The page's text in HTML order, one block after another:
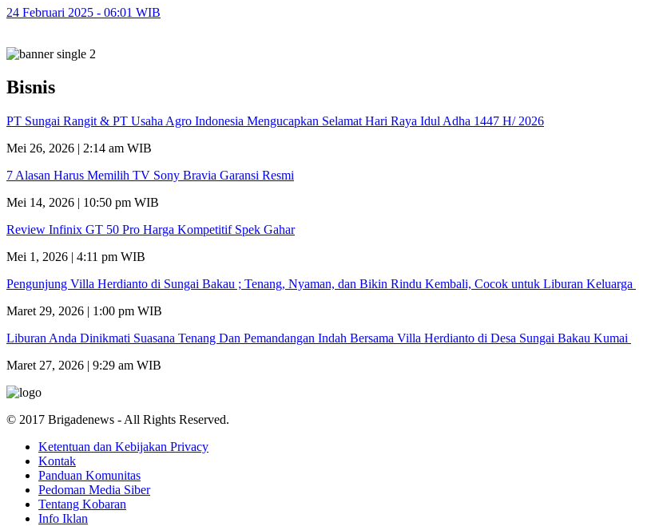
24 Februari 2025 - 06:01 WIB
Bisnis
PT Sungai Rangit & PT Usaha Agro Indonesia Mengucapkan Selamat Hari Raya Idul Adha 1447 H/ 2026
Mei 26, 2026 | 2:14 am WIB
7 Alasan Harus Memilih TV Sony Bravia Garansi Resmi
Mei 14, 2026 | 10:50 pm WIB
Review Infinix GT 50 Pro Harga Kompetitif Spek Gahar
Mei 1, 2026 | 4:11 pm WIB
Pengunjung Villa Herdianto di Sungai Bakau ; Tenang, Nyaman, dan Bikin Rindu Kembali, Cocok untuk Liburan Keluarga
Maret 29, 2026 | 1:00 pm WIB
Liburan Anda Dinikmati Suasana Tenang Dan Pemandangan Indah Bersama Villa Herdianto di Desa Sungai Bakau Kumai
Maret 27, 2026 | 9:29 am WIB
© 2017 Brigadenews - All Rights Reserved.
Ketentuan dan Kebijakan Privacy
Kontak
Panduan Komunitas
Pedoman Media Siber
Tentang Kobaran
Info Iklan